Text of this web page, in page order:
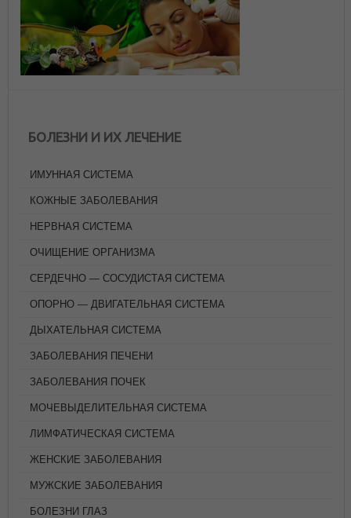
БОЛЕЗНИ И ИХ ЛЕЧЕНИЕ
ИМУННАЯ СИСТЕМА
КОЖНЫЕ ЗАБОЛЕВАНИЯ
НЕРВНАЯ СИСТЕМА
ОЧИЩЕНИЕ ОРГАНИЗМА
СЕРДЕЧНО — СОСУДИСТАЯ СИСТЕМА
ОПОРНО — ДВИГАТЕЛЬНАЯ СИСТЕМА
ДЫХАТЕЛЬНАЯ СИСТЕМА
ЗАБОЛЕВАНИЯ ПЕЧЕНИ
ЗАБОЛЕВАНИЯ ПОЧЕК
МОЧЕВЫДЕЛИТЕЛЬНАЯ СИСТЕМА
ЛИМФАТИЧЕСКАЯ СИСТЕМА
ЖЕНСКИЕ ЗАБОЛЕВАНИЯ
МУЖСКИЕ ЗАБОЛЕВАНИЯ
БОЛЕЗНИ ГЛАЗ